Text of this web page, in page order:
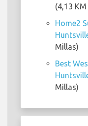
(4,13
Home2
Millas)
Best
Millas)